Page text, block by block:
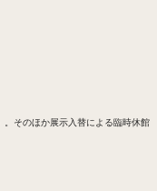
そのほか展示入替による臨時休館